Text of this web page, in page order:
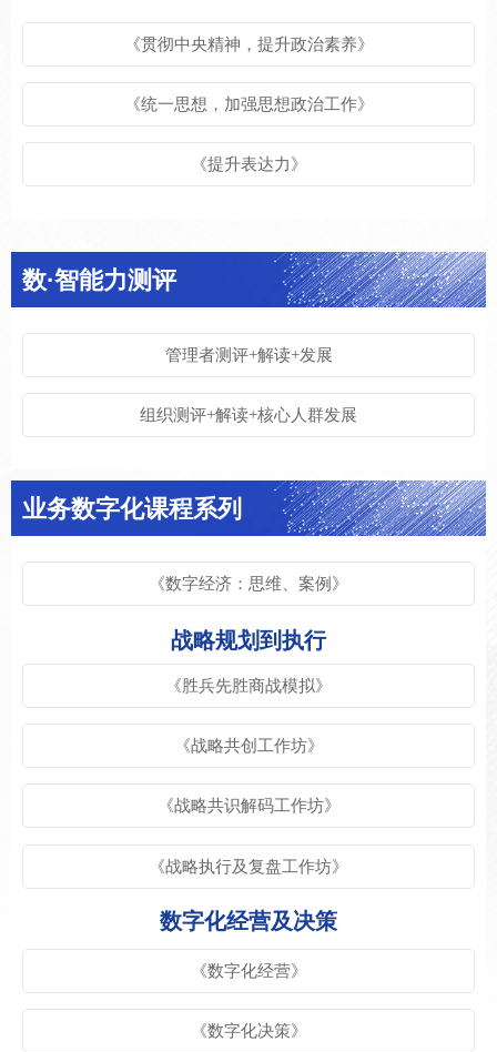
《贯彻中央精神，提升政治素养》
《统⼀思想，加强思想政治⼯作》
《提升表达力》
数·智能力测评
管理者测评+解读+发展
组织测评+解读+核⼼⼈群发展
业务数字化课程系列
《数字经济：思维、案例》
《胜兵先胜商战模拟》
《战略共创⼯作坊》
战略规划到执行
《战略共识解码⼯作坊》
《战略执⾏及复盘⼯作坊》
数字化经营及决策
《数字化经营》
《数字化决策》